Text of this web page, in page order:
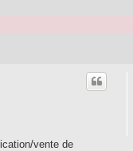
vente de